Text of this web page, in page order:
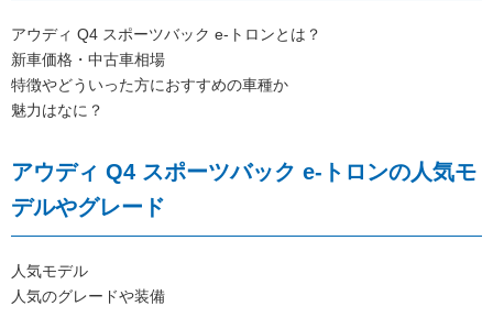
アウディ Q4 スポーツバック e-トロンとは？
新車価格・中古車相場
特徴やどういった方におすすめの車種か
魅力はなに？
アウディ Q4 スポーツバック e-トロンの人気モ
デルやグレード
人気モデル
人気のグレードや装備